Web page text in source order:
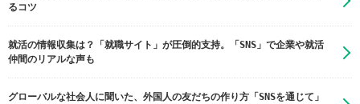
るコツ
就活の情報収集は？「就職サイト」が圧倒的支持。「SNS」で企業や就活
仲間のリアルな声も
グローバルな社会人に聞いた、外国人の友だちの作り方「SNSを通じて」